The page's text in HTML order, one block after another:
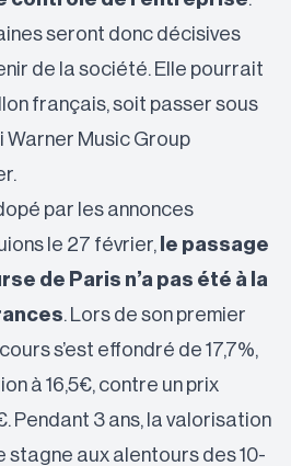
seront donc décisives
de la société. Elle pourrait
français, soit passer sous
Music Group
par les annonces
le 27 février
le passage
de Paris n’a pas été à la
. Lors de son premier
s’est effondré de 17,7%,
à 16,5€, contre un prix
Pendant 3 ans, la valorisation
stagne aux alentours des 10-